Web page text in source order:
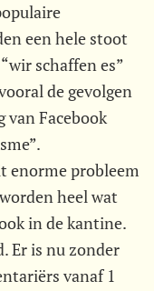
een hele stoot
schaffen es”
de gevolgen
van Facebook
enorme probleem
heel wat
in de kantine.
Er is nu zonder
vanaf 1